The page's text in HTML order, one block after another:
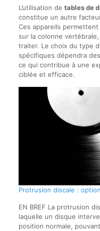
L’utilisation de tables de
constitue un autre
Ces appareils
sur la colonne
traiter. Le choix du type
spécifiques dépendra
ce qui contribue à une
ciblée et efficace.
Protrusion discale :
EN BREF La protrusion
laquelle un disque
position normale,